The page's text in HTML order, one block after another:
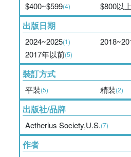
$400~$599(4) $800以上
出版日期
2024~2025(1)
2017年以前(5)
裝訂方式
平裝(5) 精裝(2)
出版社/品牌
Aetherius Society,U.S.(7)
作者